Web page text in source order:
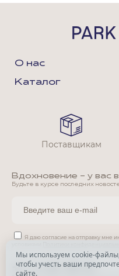
О нас
Каталог
Вдохновение - у вас
Будьте в курсе последних
Я даю согласие на отправку мне
*
Поставщикам
Мы используем cookie-
чтобы учесть ваши
сайте.